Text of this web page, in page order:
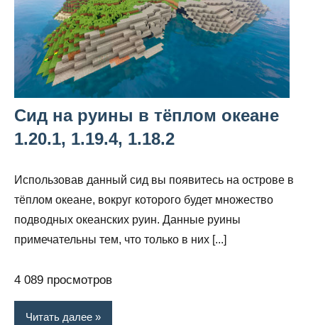
Сид на руины в тёплом океане
1.20.1, 1.19.4, 1.18.2
Использовав данный сид вы появитесь на острове в
тёплом океане, вокруг которого будет множество
подводных океанских руин. Данные руины
примечательны тем, что только в них [...]
4 089 просмотров
Читать далее